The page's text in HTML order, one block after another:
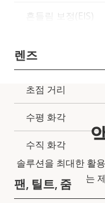
흔들림 보정(EIS)
렌즈
속
성
설
명
속
성
값
초점 거리
수평 화각
수직 화각
팬, 틸트, 줌
솔루션을 최대한 활
는